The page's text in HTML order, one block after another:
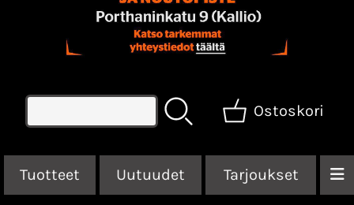
Ostoskori
Tuotteet Uutuudet Tarjoukset